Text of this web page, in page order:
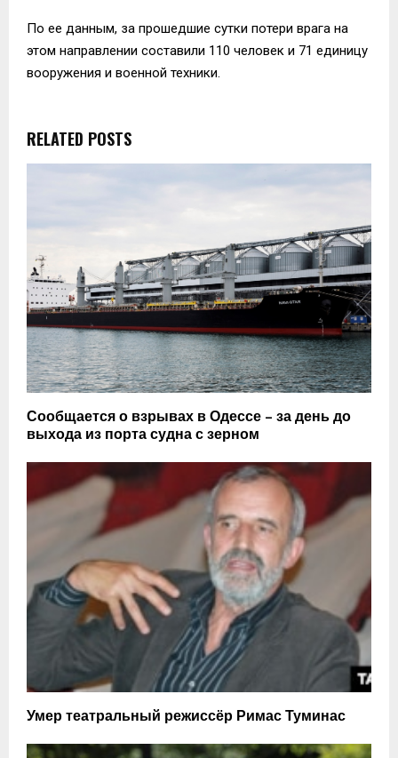
По ее данным, за прошедшие сутки потери врага на
этом направлении составили 110 человек и 71 единицу
вооружения и военной техники.
RELATED POSTS
Сообщается о взрывах в Одессе – за день до
выхода из порта судна с зерном
Умер театральный режиссёр Римас Туминас